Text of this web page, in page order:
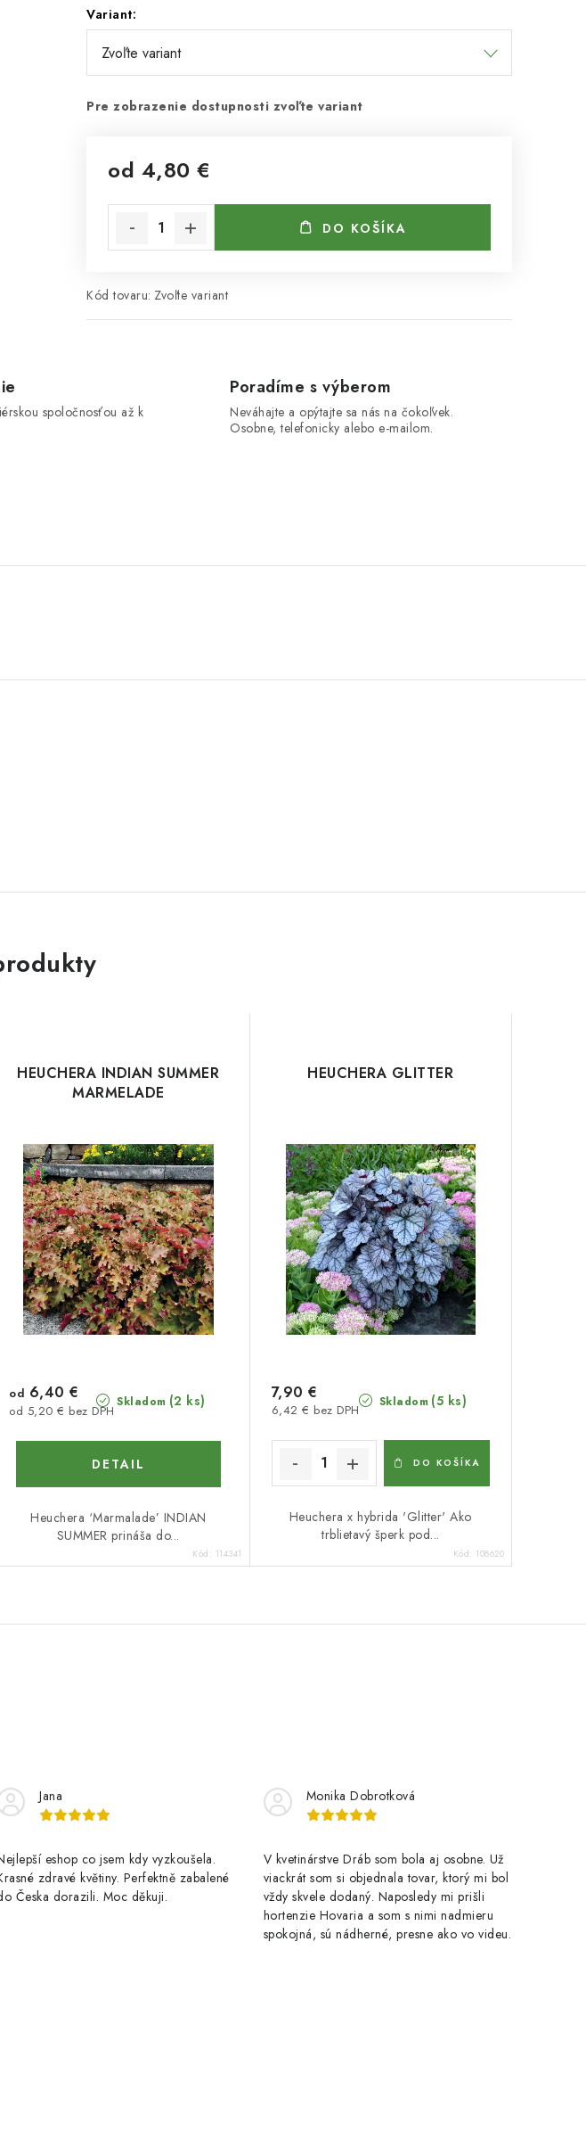
Variant:
Pre zobrazenie dostupnosti zvoľte variant
od 4,80 €
DO KOŠÍKA
Kód tovaru: Zvoľte variant
spoločnosťou až k
Poradíme s výberom
Neváhajte a opýtajte sa nás na čokoľvek.
Osobne, telefonicky alebo e-mailom.
HEUCHERA INDIAN SUMMER
MARMELADE
Skladom (2 ks)
od 5,20 € bez DPH
od 6,40 €
DETAIL
Heuchera ‘Marmalade’ INDIAN
SUMMER prináša do...
Kód: 114341
HEUCHERA GLITTER
Skladom (5 ks)
6,42 € bez DPH
7,90 €
DO KOŠÍKA
Heuchera x hybrida 'Glitter' Ako
trblietavý šperk pod...
Kód: 108620
Jana
eshop co jsem kdy vyzkoušela.
zdravé květiny. Perfektně zabalené
Česka dorazili. Moc děkuji.
Monika Dobrotková
V kvetinárstve Dráb som bola aj osobne. Už
viackrát som si objednala tovar, ktorý mi bol
vždy skvele dodaný. Naposledy mi prišli
hortenzie Hovaria a som s nimi nadmieru
spokojná, sú nádherné, presne ako vo videu.